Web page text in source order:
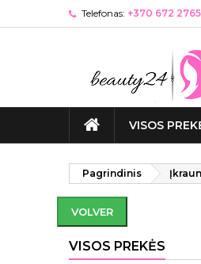
Telefonas: +370 672
VISOS
Pagrindinis
VOLVER
VISOS PREKĖS